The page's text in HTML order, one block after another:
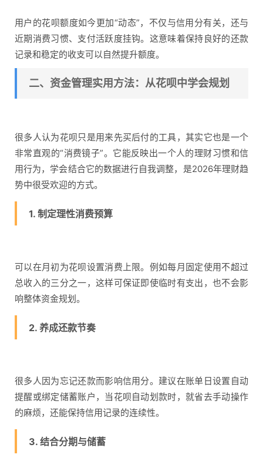
用户的花呗额度如今更加“动态”，不仅与信用分有关，还与
近期消费习惯、支付活跃度挂钩。这意味着保持良好的还款
记录和稳定的收支可以自然提升额度。
二、资金管理实用方法：从花呗中学会规划
很多人认为花呗只是用来先买后付的工具，其实它也是一个
非常直观的“消费镜子”。它能反映出一个人的理财习惯和信
用行为，学会结合它的数据进行自我调整，是2026年理财趋
势中很受欢迎的方式。
1. 制定理性消费预算
可以在月初为花呗设置消费上限。例如每月固定使用不超过
总收入的三分之一，这样可保证即使临时有支出，也不会影
响整体资金规划。
2. 养成还款节奏
很多人因为忘记还款而影响信用分。建议在账单日设置自动
提醒或绑定储蓄账户，当花呗自动划款时，就省去手动操作
的麻烦，还能保持信用记录的连续性。
3. 结合分期与储蓄